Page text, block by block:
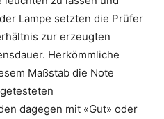
Lampe setzten die Prüfer
zur erzeugten
Herkömmliche
Maßstab die Note
dagegen mit «Gut» oder